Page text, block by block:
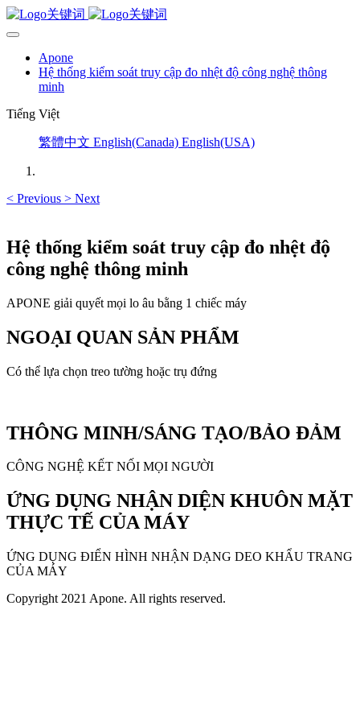
Apone
Hệ thống kiểm soát truy cập đo nhệt độ công nghệ thông
minh
Tiếng Việt
繁體中文 English(Canada) English(USA)
< Previous > Next
Hệ thống kiểm soát truy cập đo nhệt độ
công nghệ thông minh
APONE giải quyết mọi lo âu bằng 1 chiếc máy
NGOẠI QUAN SẢN PHẨM
Có thể lựa chọn treo tường hoặc trụ đứng
THÔNG MINH/SÁNG TẠO/BẢO ĐẢM
CÔNG NGHỆ KẾT NỐI MỌI NGƯỜI
ỨNG DỤNG NHẬN DIỆN KHUÔN MẶT
THỰC TẾ CỦA MÁY
ỨNG DỤNG ĐIỂN HÌNH NHẬN DẠNG DEO KHẨU TRANG
CỦA MÁY
Copyright 2021 Apone. All rights reserved.